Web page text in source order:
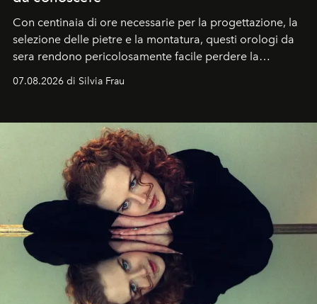
Con centinaia di ore necessarie per la progettazione, la
selezione delle pietre e la montatura, questi orologi da
sera rendono pericolosamente facile perdere la
07.08.2026 di Silvia Frau